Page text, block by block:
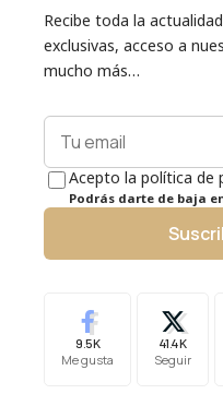
Recibe toda la
exclusivas, acceso a
mucho más…
Acepto la política de
Podrás darte de baja
9.5K
Me gusta
41.4K
Seguir